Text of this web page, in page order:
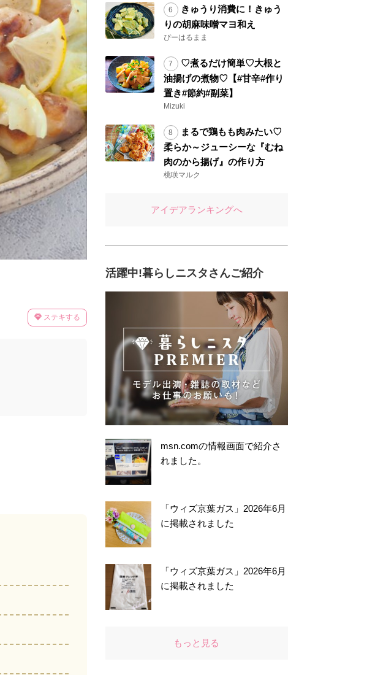
ステキする
きゅうり消費に！きゅう
りの胡麻味噌マヨ和え
ぴーはるまま
♡煮るだけ簡単♡大根と
油揚げの煮物♡【#甘辛#作り
置き#節約#副菜】
Mizuki
まるで鶏もも肉みたい♡
柔らか～ジューシーな『むね
肉のから揚げ』の作り方
桃咲マルク
アイデアランキングへ
活躍中!暮らしニスタさんご紹介
msn.comの情報画面で紹介さ
れました。
「ウィズ京葉ガス」2026年6月
に掲載されました
「ウィズ京葉ガス」2026年6月
に掲載されました
もっと見る